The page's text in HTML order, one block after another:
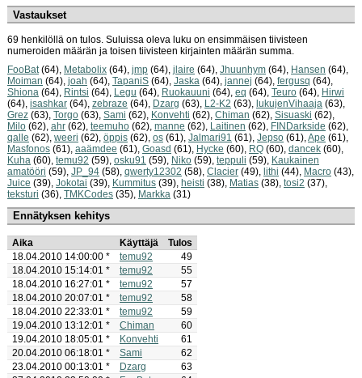
Vastaukset
69 henkilöllä on tulos. Suluissa oleva luku on ensimmäisen tiivisteen
numeroiden määrän ja toisen tiivisteen kirjainten määrän summa.
FooBat(64), Metabolix (64), jmp (64), jlaire (64), Jhuunhym (64), Hansen (64),
Moiman (64), joah (64), TapaniS (64), Jaska (64), jannej (64), fergusq (64),
Shiona (64), Rintsi (64), Legu (64), Ruokauuni (64), eq (64), Teuro (64), Hirwi
(64), isashkar (64), zebraze (64), Dzarg (63), L2-K2 (63), lukujenVihaaja (63),
Grez (63), Torgo (63), Sami (62), Konvehti (62), Chiman (62), Sisuaski (62),
Milo (62), ahr (62), teemuho (62), manne (62), Laitinen (62), FINDarkside (62),
qalle (62), weeri (62), öppis (62), os (61), Jalmari91 (61), Jepso (61),Ape (61),
Masfonos (61), aaämdee (61), Goasd (61), Hycke (60), RQ (60), dancek (60),
Kuha (60), temu92 (59), osku91 (59), Niko (59), teppuli (59), Kaukainen
amatööri (59), JP_94 (58), qwerty12302 (58), Clacier (49), lithi (44), Macro (43),
Juice (39), Jokotai (39), Kummitus (39), heisti (38), Matias (38), tosi2 (37),
teksturi (36), TMKCodes (35), Markka (31)
Ennätyksen kehitys
Aika Käyttäjä
Tulos
18.04.2010 14:00:00 *
temu92
49
18.04.2010 15:14:01 *
temu92
55
18.04.2010 16:27:01 *
temu92
57
18.04.2010 20:07:01 *
temu92
58
18.04.2010 22:33:01 *
temu92
59
19.04.2010 13:12:01 *
Chiman
60
19.04.2010 18:05:01 *
Konvehti
61
20.04.2010 06:18:01 *
Sami
62
23.04.2010 00:13:01 *
Dzarg
63